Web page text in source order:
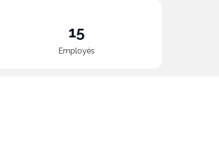
15
Employés